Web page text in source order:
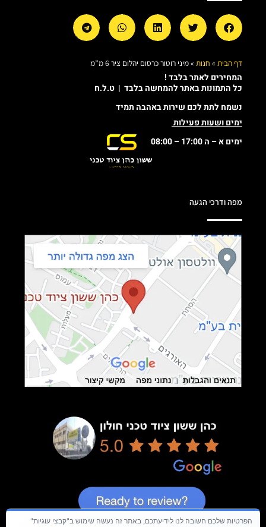
דף הבית » חנות »מיני רוטור כרסום יהלום ציר 6 מ”מ
המחירים לאתר בלבד !
כל התמונות באתר להמחשה בלבד | ט.ל.ח
נשמח לתת לכם שירות באהבה תמיד
ימים ושעות פעילות
ימים א – ה 17:00 – 08:00
מפה ודרכי הגעה
הפרטיות שלכם חשובה לנו לידיעתכם, באתר זה נעשה שימוש ב"קבצי עוגיות"